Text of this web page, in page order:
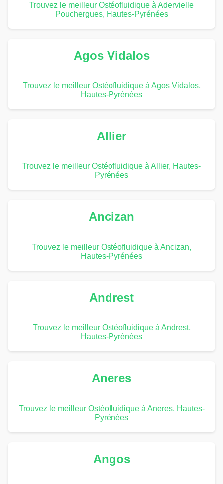
Trouvez le meilleur Ostéofluidique à Adervielle
Pouchergues, Hautes-Pyrénées
Agos Vidalos
Trouvez le meilleur Ostéofluidique à Agos Vidalos,
Hautes-Pyrénées
Allier
Trouvez le meilleur Ostéofluidique à Allier, Hautes-
Pyrénées
Ancizan
Trouvez le meilleur Ostéofluidique à Ancizan,
Hautes-Pyrénées
Andrest
Trouvez le meilleur Ostéofluidique à Andrest,
Hautes-Pyrénées
Aneres
Trouvez le meilleur Ostéofluidique à Aneres, Hautes-
Pyrénées
Angos